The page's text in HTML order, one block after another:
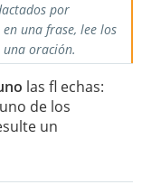
por
en una frase, lee los
oración.
las fl echas:
de los
un